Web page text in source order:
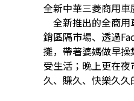
全新中華三菱商用
全新推出的全商用
銷區隔市場、透過
攤，帶著婆媽做早
受生活；晚上更在
久、賺久、快樂久久